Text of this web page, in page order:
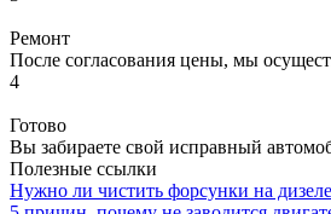
Ремонт
После согласования цены, мы
4
Готово
Вы забираете свой исправный
Полезные ссылки
Нужно ли чистить форсунки на дизеле